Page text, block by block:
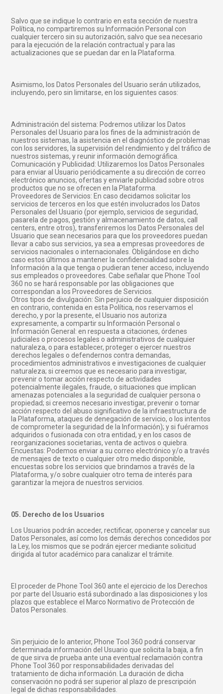
Salvo que se indique lo contrario en esta sección de nuestra
Política, no compartiremos su Información Personal con
cualquier tercero sin su autorización, salvo que sea necesario
para la ejecución de la relación contractual y para las
actualizaciones que se puedan dar en la Plataforma.
Asimismo, los Datos Personales del Usuario serán utilizados,
incluyendo, pero sin limitarse, en los siguientes casos:
Administración del sistema: Podremos utilizar los Datos
Personales del Usuario para los fines de la administración de
nuestros sistemas, la asistencia en el diagnóstico de problemas
con los servidores, la supervisión del rendimiento y del tráfico de
nuestros sistemas, y reunir información demográfica.
Comunicación y Publicidad: Utilizaremos los Datos Personales
para enviar al Usuario periódicamente a su dirección de correo
electrónico anuncios, ofertas y enviarle publicidad sobre otros
productos que no se ofrecen en la Plataforma.
Proveedores de Servicios: En caso decidamos solicitar los
servicios de terceros en los que estén involucrados los Datos
Personales del Usuario (por ejemplo, servicios de seguridad,
pasarela de pagos, gestión y almacenamiento de datos, call
centers, entre otros), transferiremos los Datos Personales del
Usuario que sean necesarios para que los proveedores puedan
llevar a cabo sus servicios, ya sea a empresas proveedores de
servicios nacionales o internacionales. Obligándose en dicho
caso estos últimos a mantener la confidencialidad sobre la
Información a la que tenga o pudieran tener acceso, incluyendo
sus empleados o proveedores. Cabe señalar que Phone Tool
360 no se hará responsable por las obligaciones que
correspondan a los Proveedores de Servicios.
Otros tipos de divulgación: Sin perjuicio de cualquier disposición
en contrario, contenida en esta Política, nos reservamos el
derecho, y por la presente, el Usuario nos autoriza
expresamente, a compartir su Información Personal o
Información General: en respuesta a citaciones, órdenes
judiciales o procesos legales o administrativos de cualquier
naturaleza, o para establecer, proteger o ejercer nuestros
derechos legales o defendernos contra demandas,
procedimientos administrativos e investigaciones de cualquier
naturaleza; si creemos que es necesario para investigar,
prevenir o tomar acción respecto de actividades
potencialmente ilegales, fraude, o situaciones que implican
amenazas potenciales a la seguridad de cualquier persona o
propiedad; si creemos necesario investigar, prevenir o tomar
acción respecto del abuso significativo de la infraestructura de
la Plataforma, ataques de denegación de servicio, o los intentos
de comprometer la seguridad de la Información); y si fuéramos
adquiridos o fusionada con otra entidad, y en los casos de
reorganizaciones societarias, venta de activos o quiebra.
Encuestas: Podemos enviar a su correo electrónico y/o a través
de mensajes de texto o cualquier otro medio disponible,
encuestas sobre los servicios que brindamos a través de la
Plataforma, y/o sobre cualquier otro tema de interés para
garantizar la mejora de nuestros servicios.
05. Derecho de los Usuarios
Los Usuarios podrán acceder, rectificar, oponerse y cancelar sus
Datos Personales, así como los demás derechos concedidos por
la Ley, los mismos que se podrán ejercer mediante solicitud
dirigida al tutor académico para canalizar el trámite.
El proceder de Phone Tool 360 ante el ejercicio de los Derechos
por parte del Usuario está subordinado a las disposiciones y los
plazos que establece el Marco Normativo de Protección de
Datos Personales.
Sin perjuicio de lo anterior, Phone Tool 360 podrá conservar
determinada información del Usuario que solicita la baja, a fin
de que sirva de prueba ante una eventual reclamación contra
Phone Tool 360 por responsabilidades derivadas del
tratamiento de dicha información. La duración de dicha
conservación no podrá ser superior al plazo de prescripción
legal de dichas responsabilidades.